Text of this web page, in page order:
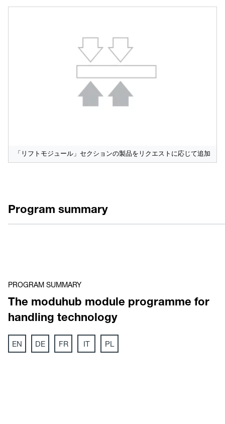
「リフトモジュール」セクションの製品をリクエストに応じて追加
Program summary
PROGRAM SUMMARY
The moduhub module programme for
handling technology
EN DE FR IT PL